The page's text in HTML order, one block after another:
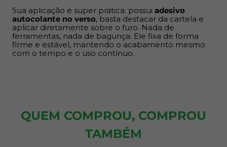
Sua aplicação é super prática: possui adesivo
autocolante no verso, basta destacar da cartela e
aplicar diretamente sobre o furo. Nada de
ferramentas, nada de bagunça. Ele fixa de forma
firme e estável, mantendo o acabamento mesmo
com o tempo e o uso contínuo.
QUEM COMPROU, COMPROU
TAMBÉM